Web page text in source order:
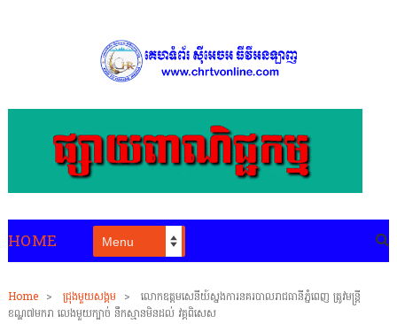
HOME
Home > ជ្រុងមួយសង្គម >
លោកឧត្តមសេនីយ៍ស្នងការនគរបាលរាជធានីភ្នំពេញ ត្រូវមន្ត្រី
ខណ្ឌ៧មករា លេងមួយក្បាច់ នឹកស្មានមិនដល់ វគ្គពិសេស